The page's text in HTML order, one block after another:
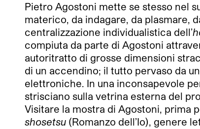
Pietro Agostoni mette se stesso nel
materico, da indagare, da plasmare,
centralizzazione individualistica dell’
compiuta da parte di Agostoni
autoritratto di grosse dimensioni
di un accendino; il tutto pervaso da
elettroniche. In una inconsapevole
strisciano sulla vetrina esterna del
Visitare la mostra di Agostoni, prima
shosetsu (Romanzo dell’Io), genere